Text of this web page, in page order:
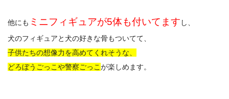
他にも ミニフィギュアが5体も付いてます し、
犬のフィギュアと犬の好きな骨もついてて、
子供たちの想像力を高めてくれそうな、
どろぼうごっこや警察ごっこ が楽しめます。